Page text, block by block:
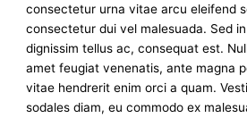
consectetur urna vitae arcu eleifend
consectetur dui vel malesuada. Sed
dignissim tellus ac, consequat est.
amet feugiat venenatis, ante magna
vitae hendrerit enim orci a quam.
sodales diam, eu commodo ex
r
: